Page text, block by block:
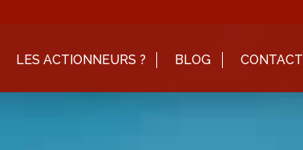
LES ACTIONNEURS ? BLOG CONTACT